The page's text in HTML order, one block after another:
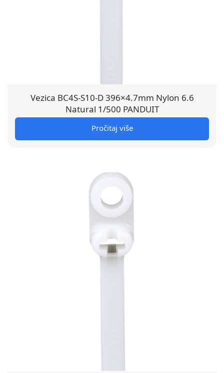
Vezica BC4S-S10-D 396×4.7mm Nylon 6.6
Natural 1/500 PANDUIT
Pročitaj više